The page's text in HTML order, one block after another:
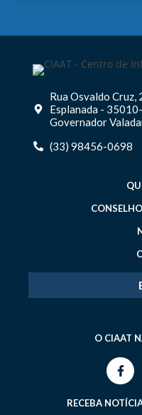
Rua Osvaldo Cruz,
Esplanada -
Governador
(33) 98456-0698
O CIAAT
RECEBA